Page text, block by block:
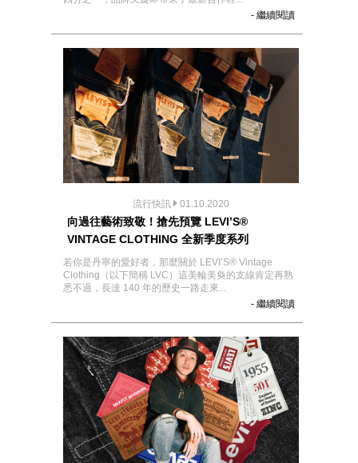
- 繼續閱讀
流行快訊 01.10.2020
向過往藝術致敬！搶先預覽 LEVI’S®
VINTAGE CLOTHING 全新季度系列
若你是丹寧的愛好者，那麼關於 LEVI’S® Vintage
Clothing（以下簡稱 LVC）這美輪美奐的支線肯定再熟
悉不過，長達 140 年的歷史一路走來...
- 繼續閱讀